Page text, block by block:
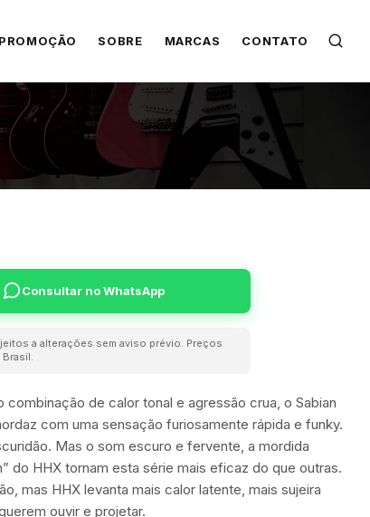
PROMOÇÃO SOBRE MARCAS CONTATO
Consultar no WhatsApp
a alterações sem aviso prévio. Preços
de calor tonal e agressão crua, o Sabian
com uma sensação furiosamente rápida e funky.
Mas o som escuro e fervente, a mordida
do HHX tornam esta série mais eficaz do que outras.
mas HHX levanta mais calor latente, mais sujeira
ouvir e projetar.